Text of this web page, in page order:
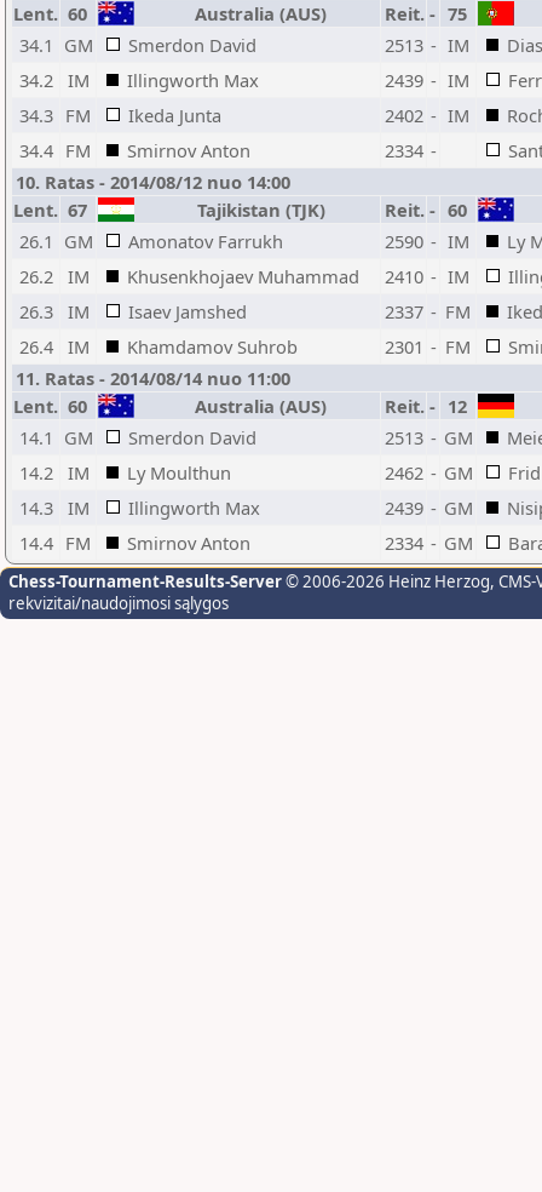
Lent. 60 Australia (AUS) Reit. - 75
34.1 GM Smerdon David 2513 - IM
34.2 IM Illingworth Max 2439 - IM
34.3 FM Ikeda Junta 2402 - IM
34.4 FM Smirnov Anton 2334 -
10. Ratas - 2014/08/12 nuo 14:00
Lent. 67 Tajikistan (TJK) Reit. - 60
26.1 GM Amonatov Farrukh 2590 - IM
Ly
26.2 IM Khusenkhojaev Muhammad 2410 - IM
26.3 IM Isaev Jamshed 2337 - FM
26.4 IM Khamdamov Suhrob 2301 - FM
11. Ratas - 2014/08/14 nuo 11:00
Lent. 60 Australia (AUS) Reit. - 12
14.1 GM Smerdon David 2513 - GM
14.2 IM Ly Moulthun 2462 - GM
14.3 IM Illingworth Max 2439 - GM
14.4 FM Smirnov Anton 2334 - GM
Chess-Tournament-Results-Server© 2006-2026 Heinz Herzog,
rekvizitai/naudojimosi sąlygos